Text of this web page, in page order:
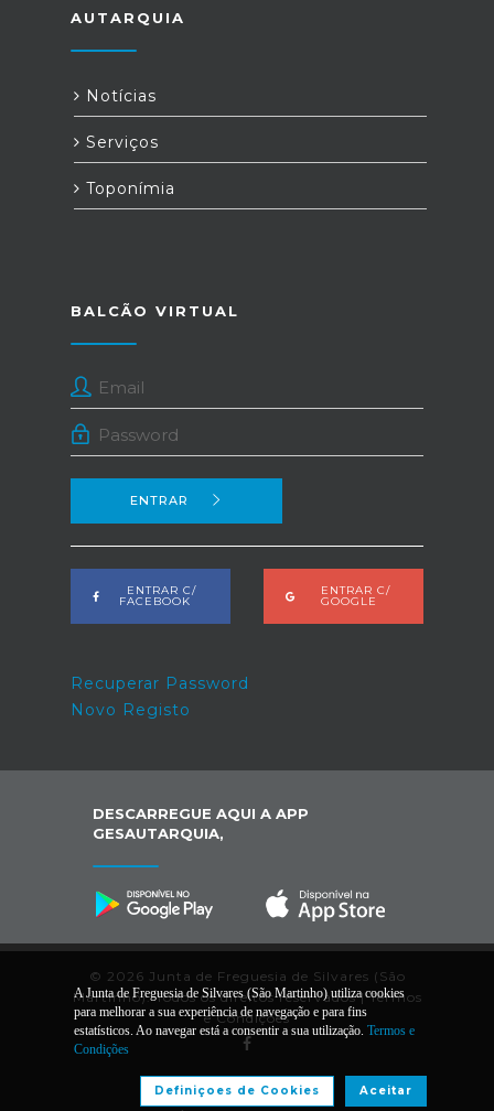
AUTARQUIA
Notícias
Serviços
Toponímia
BALCÃO VIRTUAL
ENTRAR
ENTRAR C/
FACEBOOK
ENTRAR C/
GOOGLE
Recuperar Password
Novo Registo
DESCARREGUE AQUI A APP
GESAUTARQUIA,
© 2026 Junta de Freguesia de Silvares (São
Martinho). Todos os direitos reservados |Termos
e Condições
Desenvolvido por:
A Junta de Freguesia de Silvares (São Martinho) utiliza cookies
para melhorar a sua experiência de navegação e para fins
estatísticos. Ao navegar está a consentir a sua utilização. Termos e
Condições
Aceitar
Definiçoes de Cookies